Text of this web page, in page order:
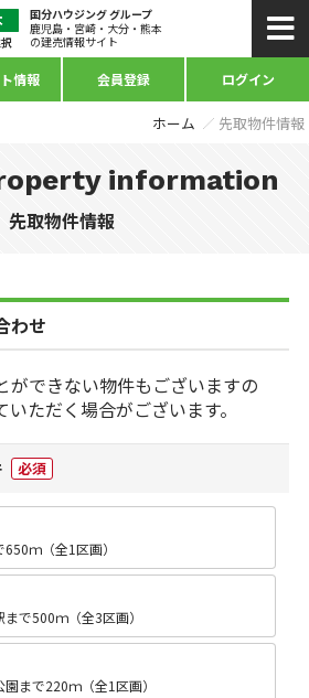
国分ハウジング グループ
鹿児島・宮崎・大分・熊本
の建売情報サイト
情報 会員登録 ログイン
ホーム 先取物件情報
information
先取物件情報
わせ
ができない物件もございますの
ただく場合がございます。
必須
ｍ（全1区画）
で500ｍ（全3区画）
まで220ｍ（全1区画）